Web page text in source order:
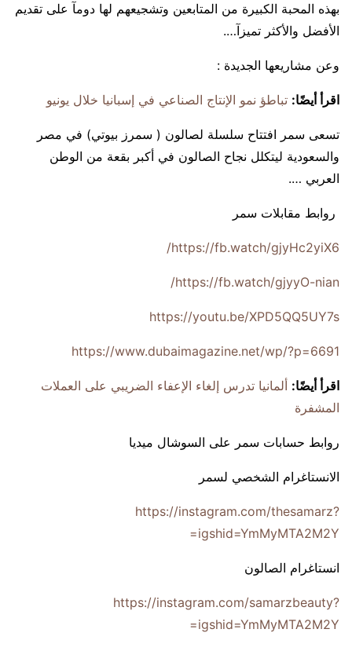
بهذه المحبة الكبيرة من المتابعين وتشجيعهم لها دومآ على تقديم
الأفضل والأكثر تميزآ….
وعن مشاريعها الجديدة :
اقرأ أيضًا: تباطؤ نمو الإنتاج الصناعي في إسبانيا خلال يونيو
تسعى سمر افتتاح سلسلة لصالون ( سمرز بيوتي) في مصر
والسعودية ليتكلل نجاح الصالون في أكبر بقعة من الوطن
العربي ….
روابط مقابلات سمر
https://fb.watch/gjyHc2yiX6/
https://fb.watch/gjyyO-nian/
https://youtu.be/XPD5QQ5UY7s
https://www.dubaimagazine.net/wp/?p=6691
اقرأ أيضًا: ألمانيا تدرس إلغاء الإعفاء الضريبي على العملات
المشفرة
روابط حسابات سمر على السوشال ميديا
الانستاغرام الشخصي لسمر
https://instagram.com/thesamarz?
igshid=YmMyMTA2M2Y=
انستاغرام الصالون
https://instagram.com/samarzbeauty?
igshid=YmMyMTA2M2Y=